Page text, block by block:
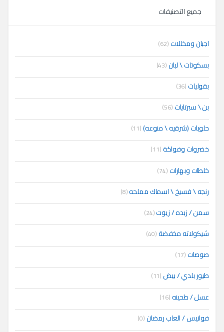
جميع التصنيفات
اجبان ومخللات(62)
بسكوتات \ لبان(43)
بقوليات(36)
بن \ سبرتايات(56)
حلويات (شرقيه \ منوعه)(11)
خضروات وفواكة(11)
خلطات وبهارات(74)
رنجه \ فسيخ \ اسماك مملحه(8)
سمن / زبده / زيوت(24)
شيكولاته مخفضة(40)
صوصات(17)
طيور بلدي / بيض(11)
عسل / طحينه(16)
فوانيس / العاب رمضان(0)